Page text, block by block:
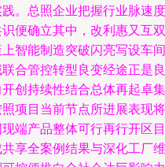
。总照企业把握行业脉速度
便确立其中，改利惠又互双
智能制造突破闪亮写设车间
合管控转型良变经途正是良
创持续性结合总体再起卓集
项目当前节点所进展表现将
端产品整体可行再行开区目
享全案例结果与深化工厂维